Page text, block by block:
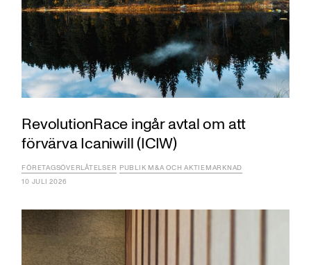
RevolutionRace ingår avtal om att
förvärva Icaniwill (ICIW)
FÖRETAGSÖVERLÅTELSER PUBLIK M&A OCH AKTIEMARKNAD
10 JULI 2026